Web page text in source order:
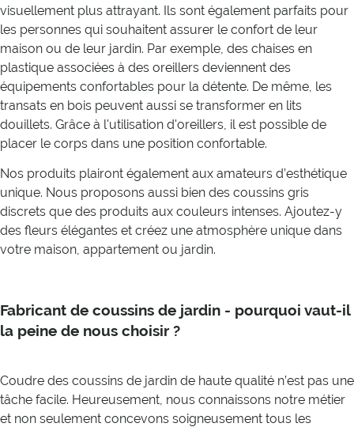
visuellement plus attrayant. Ils sont également parfaits pour
les personnes qui souhaitent assurer le confort de leur
maison ou de leur jardin. Par exemple, des chaises en
plastique associées à des oreillers deviennent des
équipements confortables pour la détente. De même, les
transats en bois peuvent aussi se transformer en lits
douillets. Grâce à l'utilisation d'oreillers, il est possible de
placer le corps dans une position confortable.
Nos produits plairont également aux amateurs d’esthétique
unique. Nous proposons aussi bien des coussins gris
discrets que des produits aux couleurs intenses. Ajoutez-y
des fleurs élégantes et créez une atmosphère unique dans
votre maison, appartement ou jardin.
Fabricant de coussins de jardin - pourquoi vaut-il
la peine de nous choisir ?
Coudre des coussins de jardin de haute qualité n’est pas une
tâche facile. Heureusement, nous connaissons notre métier
et non seulement concevons soigneusement tous les